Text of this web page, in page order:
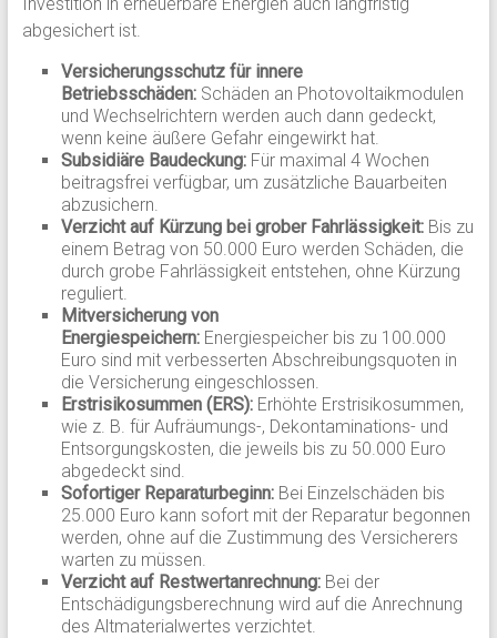
abgesichert ist.
Versicherungsschutz für innere
Betriebsschäden:Schäden an Photovoltaikmodulen
und Wechselrichtern werden auch dann gedeckt,
wenn keine äußere Gefahr eingewirkt hat.
Subsidiäre Baudeckung:Für maximal 4 Wochen
beitragsfrei verfügbar, um zusätzliche Bauarbeiten
abzusichern.
Verzicht auf Kürzung bei grober Fahrlässigkeit:Bis zu
einem Betrag von 50.000 Euro werden Schäden, die
durch grobe Fahrlässigkeit entstehen, ohne Kürzung
reguliert.
Mitversicherung von
Energiespeichern:Energiespeicher bis zu 100.000
Euro sind mit verbesserten Abschreibungsquoten in
die Versicherung eingeschlossen.
Erstrisikosummen (ERS):Erhöhte Erstrisikosummen,
wie z. B. für Aufräumungs-, Dekontaminations- und
Entsorgungskosten, die jeweils bis zu 50.000 Euro
abgedeckt sind.
Sofortiger Reparaturbeginn:Bei Einzelschäden bis
25.000 Euro kann sofort mit der Reparatur begonnen
werden, ohne auf die Zustimmung des Versicherers
warten zu müssen.
Verzicht auf Restwertanrechnung:Bei der
Entschädigungsberechnung wird auf die Anrechnung
des Altmaterialwertes verzichtet.